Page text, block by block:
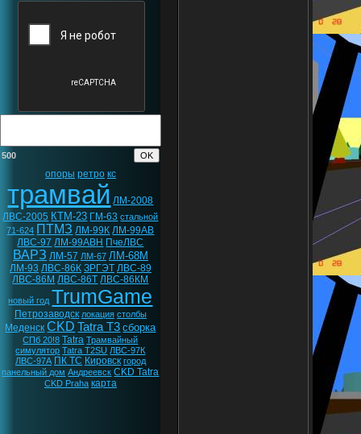
500
опоры ретро кс
трамвай ЛМ-2008
ЛВС-2005 КТМ-23 ГМ-63 стальной
71-624 ПТМЗ ЛМ-99К ЛМ-99АВ
ЛВС-97 ЛМ-99АВН ПчеЛВС
ВАРЗ ЛМ-57 ЛМ-67 ЛМ-68М
ЛМ-93 ЛВС-86К ЗРГЭТ ЛВС-89
ЛВС-86М ЛВС-86Т ЛВС-86КМ
новый год TrumGame
Петрозаводск локация столбы
Меденск CKD Tatra T3 сборка
СПб 20!8 Tatra Трамвайный
симулятор Tatra T2SU ЛВС-97К
ЛВС-97А ПК ТС Кировск город
панельный дом Андреевск CKD Tatra
CKD Praha карта